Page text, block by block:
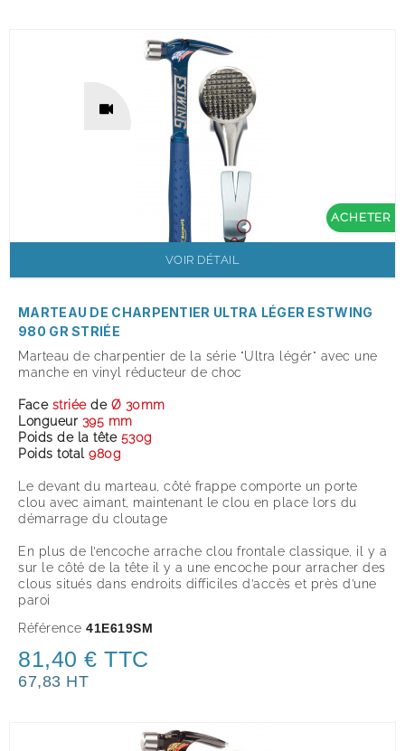
ACHETER
VOIR DÉTAIL
MARTEAU DE CHARPENTIER ULTRA LÉGER ESTWING
980 GR STRIÉE
Marteau de charpentier de la série "Ultra légér" avec une
manche en vinyl réducteur de choc
Face striée deØ 30mm
Longueur 395 mm
Poids de la tête 530g
Poids total 980g
Le devant du marteau, côté frappe comporte un porte
clou avec aimant, maintenant le clou en place lors du
démarrage du cloutage
En plus de l’encoche arrache clou frontale classique, il y a
sur le côté de la tête il y a une encoche pour arracher des
clous situés dans endroits difficiles d’accès et près d’une
paroi
Référence 41E619SM
81,40 € TTC
67,83 HT